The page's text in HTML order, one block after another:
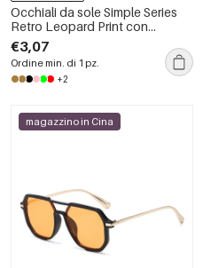
Occhiali da sole Simple Series
Retro Leopard Print con
sfumature di colore miste
€3,07
Ordine min. di 1 pz.
+2
magazzino in Cina